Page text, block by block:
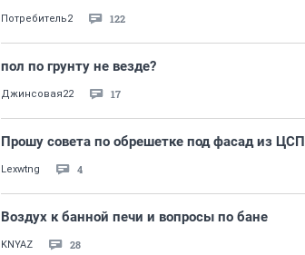
Потребитель2 122
пол по грунту не везде?
Джинсовая22 17
Прошу совета по обрешетке под фасад из ЦСП
Lexwtng 4
Воздух к банной печи и вопросы по бане
KNYAZ 28